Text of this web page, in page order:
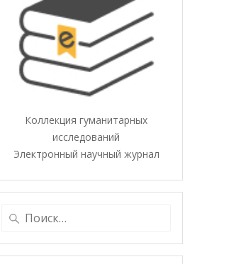
Коллекция гуманитарных
исследований
Электронный научный журнал
Найти: